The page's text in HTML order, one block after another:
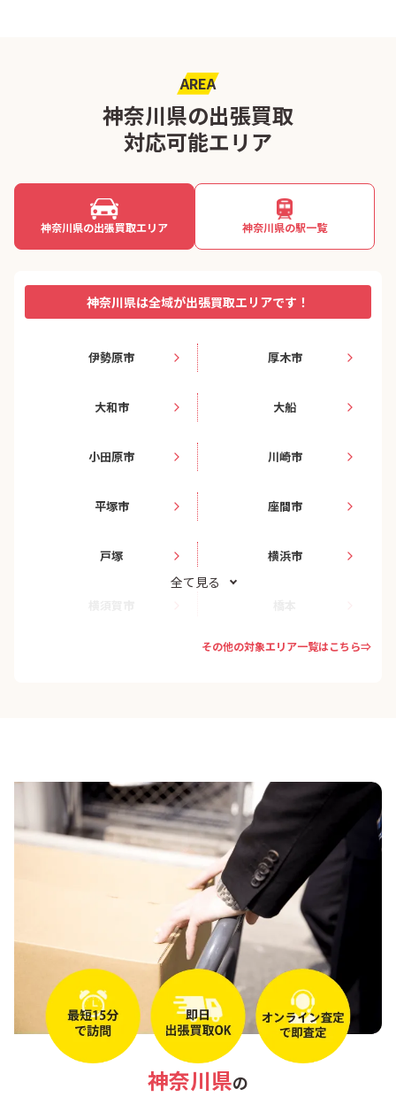
AREA
神奈川県の出張買取
対応可能エリア
神奈川県の出張買取エリア 神奈川県の駅一覧
神奈川県は全域が出張買取エリアです！
伊勢原市 厚木市
大和市 大船
小田原市 川崎市
平塚市 座間市
戸塚 横浜市
海老名市
茅ヶ崎市
逗子市 鎌倉市
全て見る
その他の対象エリア一覧はこちら⇒
神奈川県の